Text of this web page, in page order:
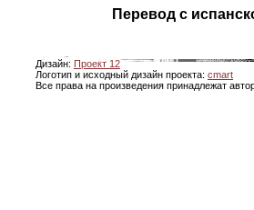
Перевод с
Дизайн: Проект 12
Логотип и исходный дизайн проекта: cmart
Все права на произведения принадлежат